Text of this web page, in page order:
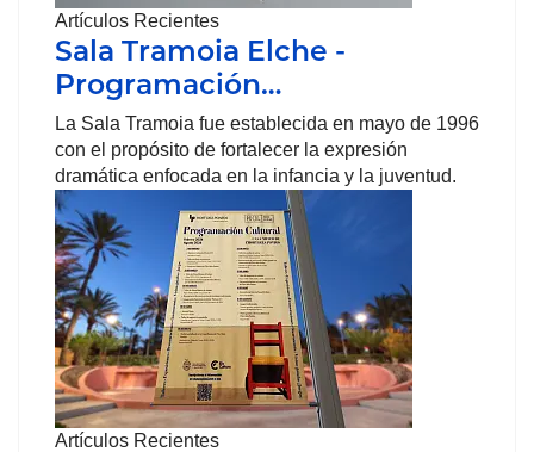
Artículos Recientes
Sala Tramoia Elche -
Programación…
La Sala Tramoia fue establecida en mayo de 1996
con el propósito de fortalecer la expresión
dramática enfocada en la infancia y la juventud.
Artículos Recientes